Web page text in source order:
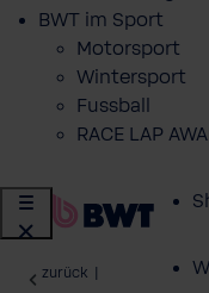
BWT im Sport
Motorsport
Wintersport
Fussball
RACE LAP
zurück